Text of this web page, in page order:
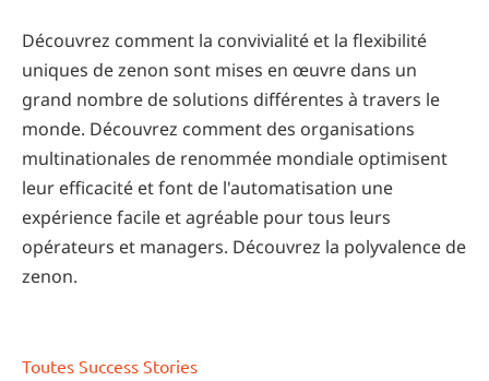
Découvrez comment la convivialité et la flexibilité
uniques de zenon sont mises en œuvre dans un
grand nombre de solutions différentes à travers le
monde. Découvrez comment des organisations
multinationales de renommée mondiale optimisent
leur efficacité et font de l'automatisation une
expérience facile et agréable pour tous leurs
opérateurs et managers. Découvrez la polyvalence de
zenon.
Toutes Success Stories